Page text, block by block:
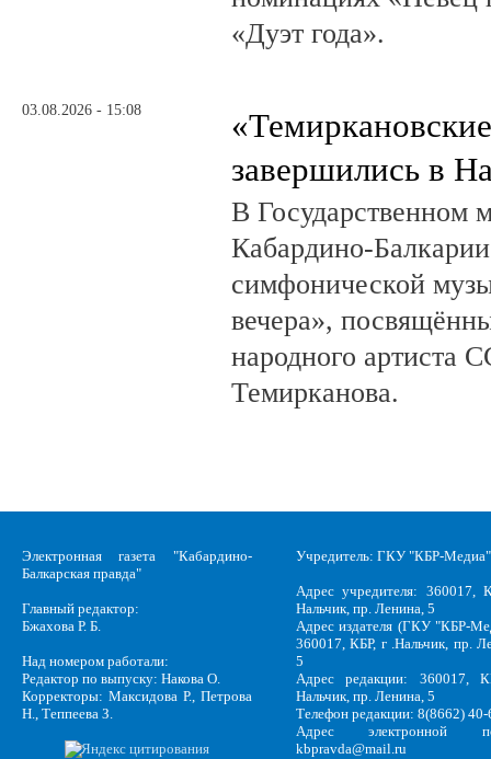
«Дуэт года».
03.08.2026 - 15:08
завершились в
В Государственном
Кабардино-
симфонической
вечера»,
народного артиста
Темирканова.
Электронная газета "Кабардино-
Балкарская правда"
Главный редактор:
Бжахова Р. Б.
Над номером работали:
Редактор по выпуску: Накова О.
Корректоры: Максидова Р., Петрова
Н., Теппеева З.
Учредитель: ГКУ "КБР-Медиа"
Адрес учредителя: 360017,
Нальчик, пр. Ленина, 5
Адрес издателя (ГКУ "КБР-
360017, КБР, г .Нальчик, пр.
5
Адрес редакции: 360017,
Нальчик, пр. Ленина, 5
Телефон редакции: 8(8662)
Адрес электронной
kbpravda@mail.ru